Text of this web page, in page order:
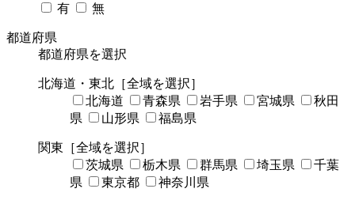
有
無
都道府県
都道府県を選択
北海道・東北 ［全域を選択］
北海道
青森県 岩手県 宮城県
秋田
県
山形県 福島県
関東 ［全域を選択］
茨城県
栃木県 群馬県 埼玉県
千葉
県
東京都 神奈川県